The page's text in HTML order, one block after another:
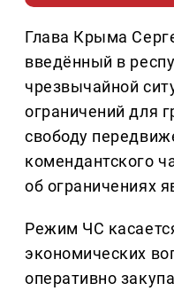
Глава Крыма
введённый в
чрезвычайной
ограничений для
свободу
комендантского
об ограничениях
Режим ЧС
экономических
оперативно